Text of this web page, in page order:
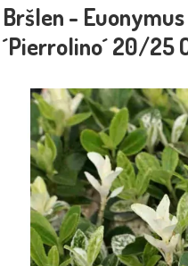
Bršlen -
´Pierrolino´ 20/25